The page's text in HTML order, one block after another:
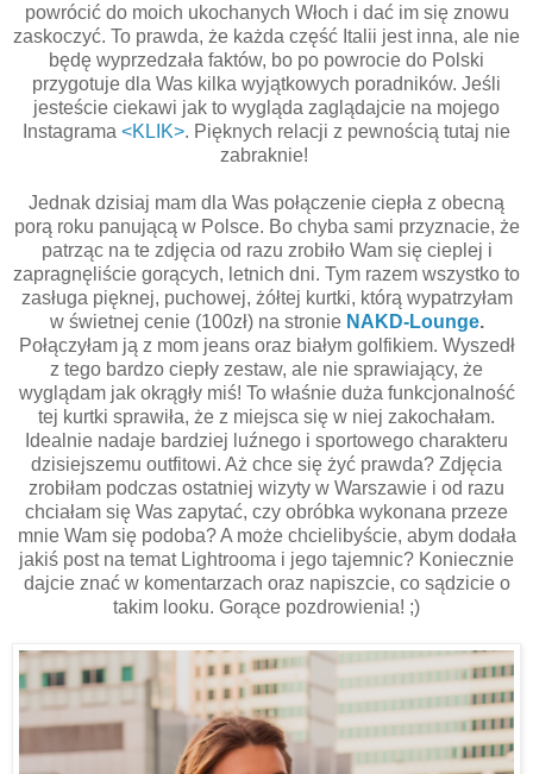
powrócić do moich ukochanych Włoch i dać im się znowu
zaskoczyć. To prawda, że każda część Italii jest inna, ale nie
będę wyprzedzała faktów, bo po powrocie do Polski
przygotuje dla Was kilka wyjątkowych poradników. Jeśli
jesteście ciekawi jak to wygląda zaglądajcie na mojego
Instagrama <KLIK>. Pięknych relacji z pewnością tutaj nie
zabraknie!
Jednak dzisiaj mam dla Was połączenie ciepła z obecną
porą roku panującą w Polsce. Bo chyba sami przyznacie, że
patrząc na te zdjęcia od razu zrobiło Wam się cieplej i
zapragnęliście gorących, letnich dni. Tym razem wszystko to
zasługa pięknej, puchowej, żółtej kurtki, którą wypatrzyłam
w świetnej cenie (100zł) na stronie NAKD-Lounge.
Połączyłam ją z mom jeans oraz białym golfikiem. Wyszedł
z tego bardzo ciepły zestaw, ale nie sprawiający, że
wyglądam jak okrągły miś! To właśnie duża funkcjonalność
tej kurtki sprawiła, że z miejsca się w niej zakochałam.
Idealnie nadaje bardziej luźnego i sportowego charakteru
dzisiejszemu outfitowi. Aż chce się żyć prawda? Zdjęcia
zrobiłam podczas ostatniej wizyty w Warszawie i od razu
chciałam się Was zapytać, czy obróbka wykonana przeze
mnie Wam się podoba? A może chcielibyście, abym dodała
jakiś post na temat Lightrooma i jego tajemnic? Koniecznie
dajcie znać w komentarzach oraz napiszcie, co sądzicie o
takim looku. Gorące pozdrowienia! ;)